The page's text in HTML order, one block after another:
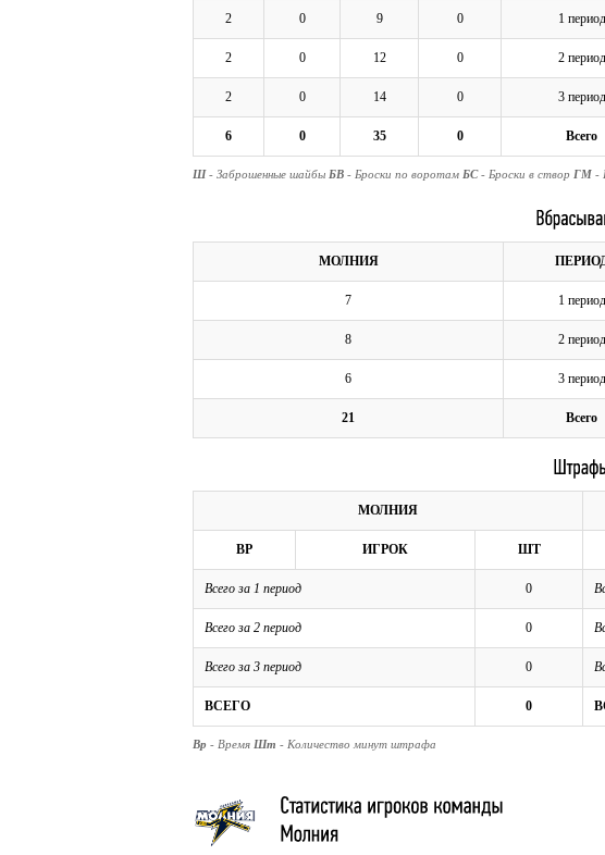
2 0 9 0 1 период
2 0 12 0 2 период
2 0 14 0 3 период
6 0 35 0 Всего
Ш - Заброшенные шайбы БВ - Броски по воротам БС - Броски в створ ГМ -
МОЛНИЯ
7 1 период
8 2 период
6 3 период
21 Всего
МОЛНИЯ
ВР ИГРОК ШТ
Всего за 1 период 0
Всего за 2 период 0
Всего за 3 период 0
ВСЕГО 0
Вр - Время Шт - Количество минут штрафа